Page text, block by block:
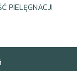
PIELĘGNACJI